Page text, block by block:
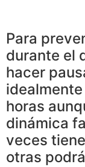
Para
durante el
hacer
horas
dinámica
veces
otras